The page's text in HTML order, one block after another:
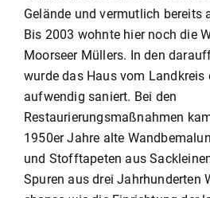
Gelände und vermutlich bereits
Bis 2003 wohnte hier noch die
Moorseer Müllers. In den
wurde das Haus vom Landkreis
aufwendig saniert. Bei den
Restaurierungsmaßnahmen
1950er Jahre alte
und Stofftapeten aus
Spuren aus drei Jahrhunderten